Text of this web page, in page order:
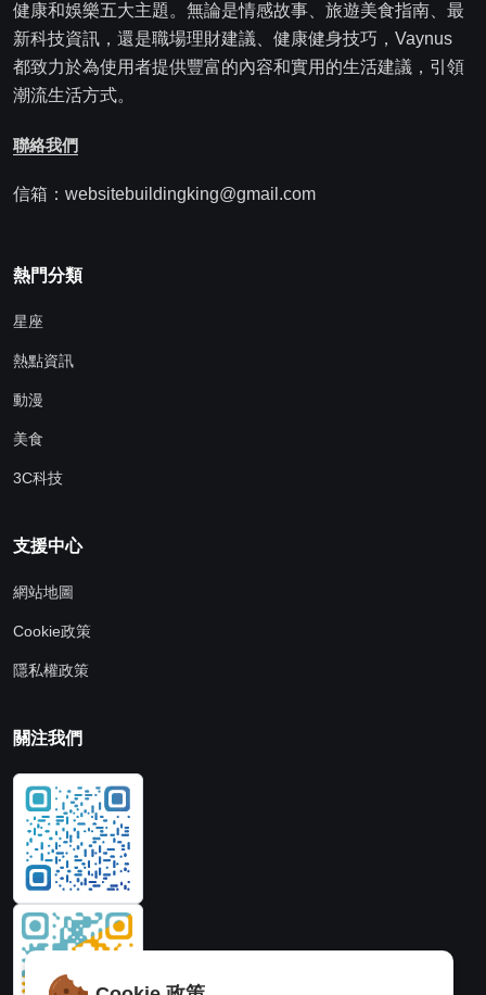
健康和娛樂五大主題。無論是情感故事、旅遊美食指南、最
新科技資訊，還是職場理財建議、健康健身技巧，Vaynus
都致力於為使用者提供豐富的內容和實用的生活建議，引領
潮流生活方式。
聯絡我們
信箱：websitebuildingking@gmail.com
熱門分類
星座
熱點資訊
動漫
美食
3C科技
支援中心
網站地圖
Cookie政策
隱私權政策
關注我們